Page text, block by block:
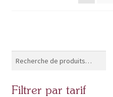
Filtrer par tarif